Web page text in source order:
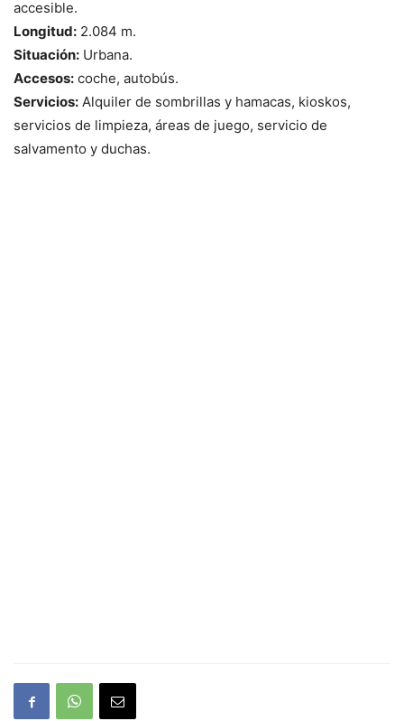
accesible.
Longitud: 2.084 m.
Situación: Urbana.
Accesos: coche, autobús.
Servicios: Alquiler de sombrillas y hamacas, kioskos,
servicios de limpieza, áreas de juego, servicio de
salvamento y duchas.